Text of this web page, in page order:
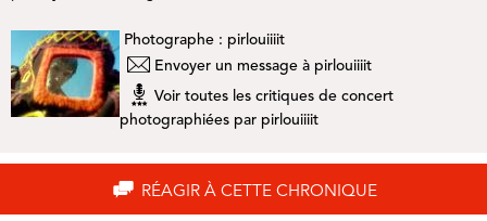
Photographe : pirlouiiiit
Envoyer un message à pirlouiiiit
Voir toutes les critiques de concert
photographiées par pirlouiiiit
RÉAGIR À CETTE CHRONIQUE